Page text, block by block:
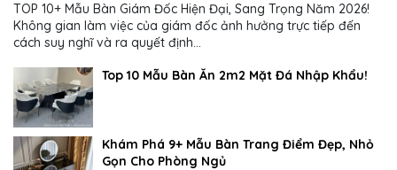
TOP 10+ Mẫu Bàn Giám Đốc Hiện Đại, Sang Trọng Năm 2026!
Không gian làm việc của giám đốc ảnh hưởng trực tiếp đến
cách suy nghĩ và ra quyết định...
Top 10 Mẫu Bàn Ăn 2m2 Mặt Đá Nhập Khẩu!
Khám Phá 9+ Mẫu Bàn Trang Điểm Đẹp, Nhỏ
Gọn Cho Phòng Ngủ